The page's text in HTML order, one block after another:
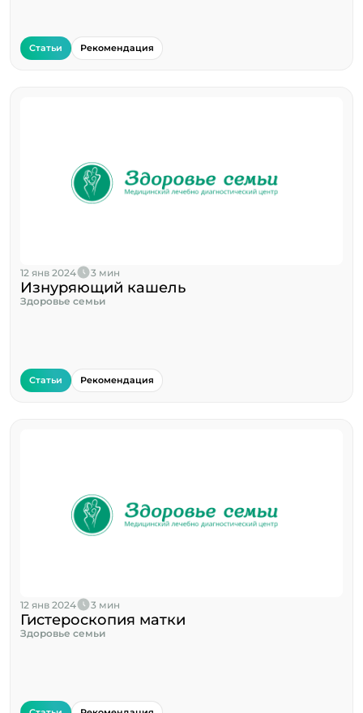
Статьи Рекомендация
12 янв 2024 3 мин
Изнуряющий кашель
Здоровье семьи
Статьи Рекомендация
12 янв 2024 3 мин
Гистероскопия матки
Здоровье семьи